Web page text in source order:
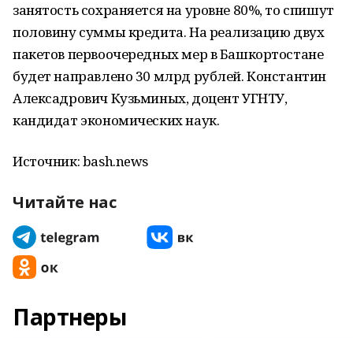
занятость сохраняется на уровне 80%, то спишут
половину суммы кредита. На реализацию двух
пакетов первоочередных мер в Башкортостане
будет направлено 30 млрд рублей. Константин
Алексадрович Кузьминых, доцент УГНТУ,
кандидат экономических наук.
Источник: bash.news
Читайте нас
Партнеры